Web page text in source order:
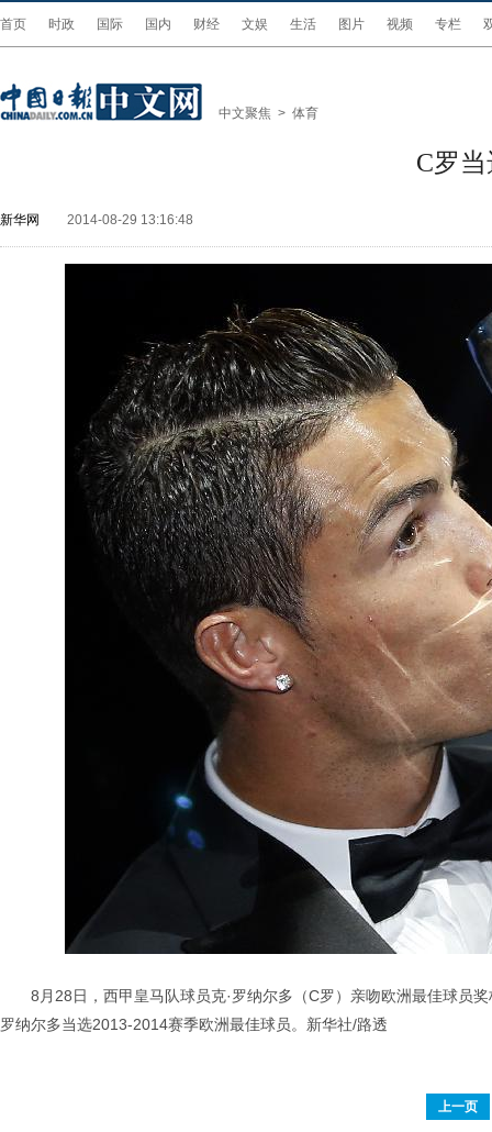
首页 时政 国际 国内 财经 文娱 生活 图片 视频 专栏
中文聚焦 > 体育
C罗
新华网 2014-08-29 13:16:48
8月28日，西甲皇马队球员克·罗纳尔多（C罗）亲吻欧洲最佳球员
罗纳尔多当选2013-2014赛季欧洲最佳球员。新华社/路透
上一页